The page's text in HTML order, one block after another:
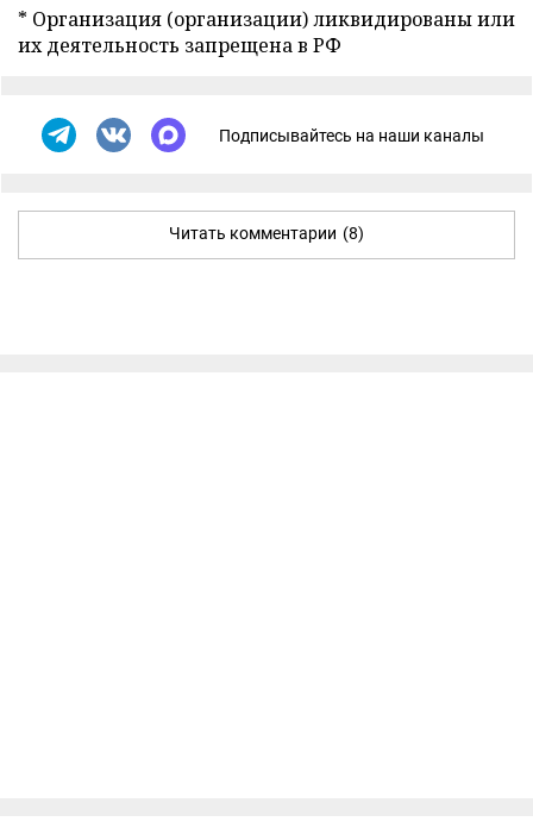
* Организация (организации) ликвидированы или
их деятельность запрещена в РФ
Подписывайтесь на наши каналы
Читать комментарии (8)